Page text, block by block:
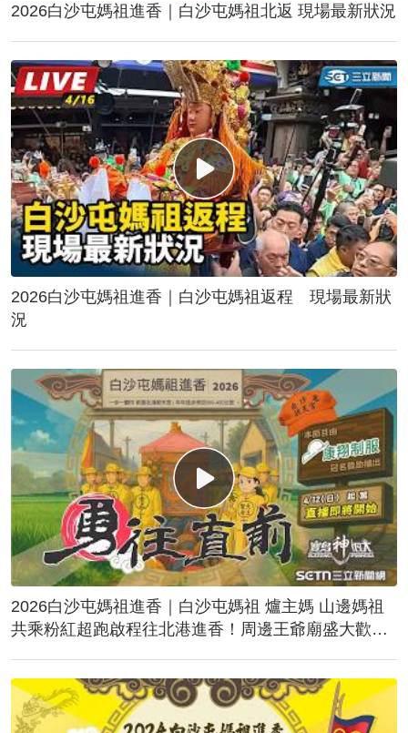
2026白沙屯媽祖進香｜白沙屯媽祖北返 現場最新狀況
2026白沙屯媽祖進香｜白沙屯媽祖返程 現場最新狀
況
2026白沙屯媽祖進香｜白沙屯媽祖 爐主媽 山邊媽祖
共乘粉紅超跑啟程往北港進香！周邊王爺廟盛大歡